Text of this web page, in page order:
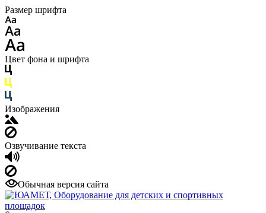
Размер шрифта
Цвет фона и шрифта
Изображения
Озвучивание текста
Обычная версия сайта